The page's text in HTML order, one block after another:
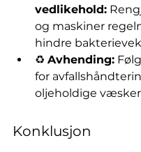
vedlikehold:
og maskiner
hindre
♻️ Avhending:
for
oljeholdige
Konklusjon